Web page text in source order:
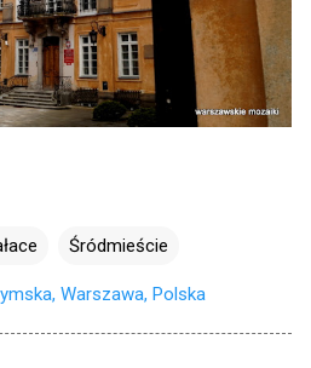
Śródmieście
Warszawa, Polska